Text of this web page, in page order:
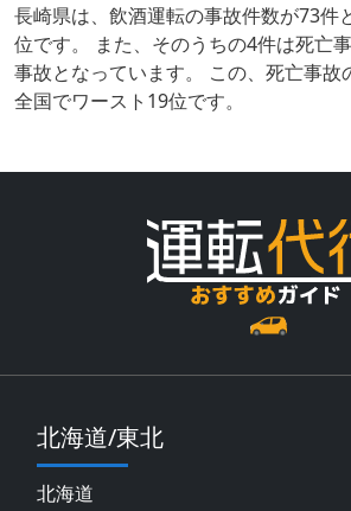
長崎県は、飲酒運転の事故件数が73件
位です。 また、そのうちの4件は死亡
事故となっています。 この、死亡事故
全国でワースト19位です。
北海道/東北
北海道